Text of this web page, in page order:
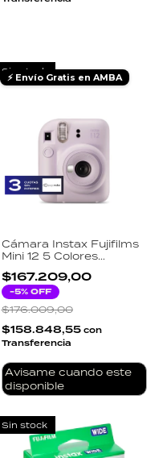
Sin stock
⚡ Envío Gratis en AMBA
Cámara Instax Fujifilms
Mini 12 5 Colores
Disponibles - Lila
$167.209,00
-5% OFF
$176.009,00
$158.848,55 con
Transferencia
Avisame cuando este
disponible
Sin stock